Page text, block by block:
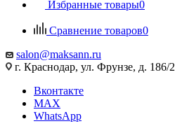
Избранные товары0
Сравнение товаров0
salon@maksann.ru
г. Краснодар, ул. Фрунзе, д. 186/2
Вконтакте
MAX
WhatsApp